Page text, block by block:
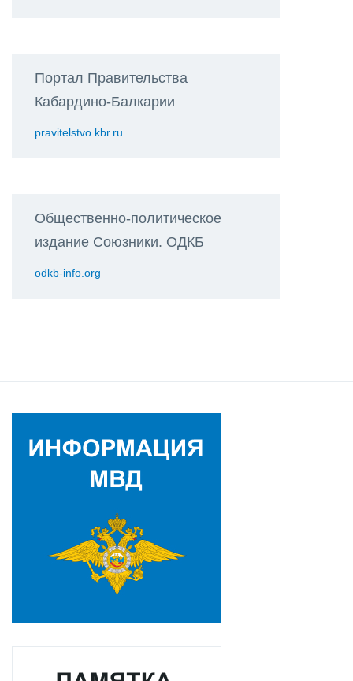
Портал Правительства
Кабардино-Балкарии
pravitelstvo.kbr.ru
Общественно-политическое
издание Союзники. ОДКБ
odkb-info.org